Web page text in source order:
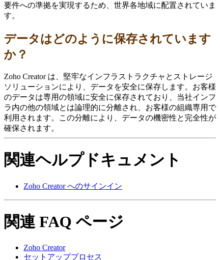
要件への準拠を実現するため、世界各地域に配置されていま
す。
データはどのように保存されています
か？
Zoho Creator は、堅牢なインフラストラクチャとストレージ
ソリューションにより、データを安全に保存します。お客様
のデータは専用の領域に安全に保存されており、当社インフ
ラ内の他の領域とは論理的に分離され、お客様の組織専用で
利用されます。この分離により、データの機密性と完全性が
確保されます。
関連ヘルプドキュメント
Zoho Creator へのサインイン
関連 FAQ ページ
Zoho Creator
セットアッププロセス